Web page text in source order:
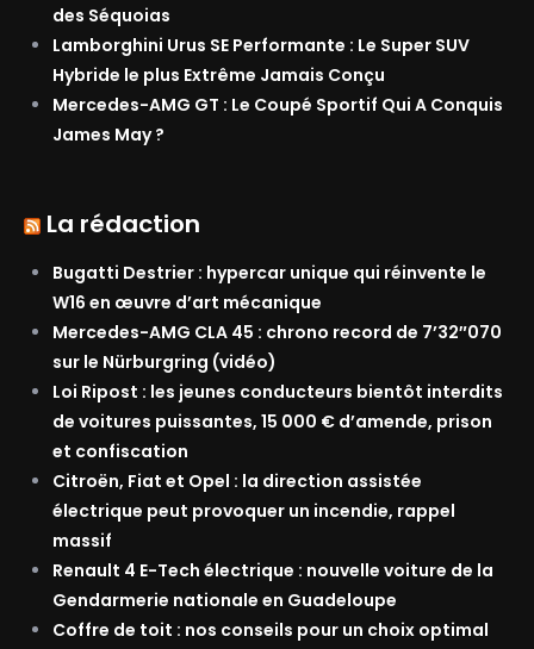
des Séquoias
Lamborghini Urus SE Performante : Le Super SUV
Hybride le plus Extrême Jamais Conçu
Mercedes-AMG GT : Le Coupé Sportif Qui A Conquis
James May ?
La rédaction
Bugatti Destrier : hypercar unique qui réinvente le
W16 en œuvre d’art mécanique
Mercedes-AMG CLA 45 : chrono record de 7’32″070
sur le Nürburgring (vidéo)
Loi Ripost : les jeunes conducteurs bientôt interdits
de voitures puissantes, 15 000 € d’amende, prison
et confiscation
Citroën, Fiat et Opel : la direction assistée
électrique peut provoquer un incendie, rappel
massif
Renault 4 E-Tech électrique : nouvelle voiture de la
Gendarmerie nationale en Guadeloupe
Coffre de toit : nos conseils pour un choix optimal